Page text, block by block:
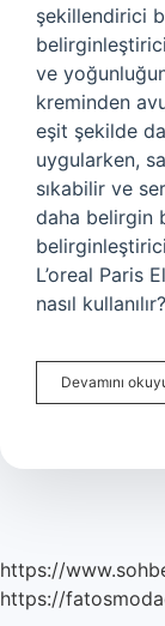
şekillendirici
belirginleştirici
ve
kreminden
eşit şekilde
uygularken,
sıkabilir ve
daha belirgin
L’oreal Paris
nasıl
Devamını
https://
https://